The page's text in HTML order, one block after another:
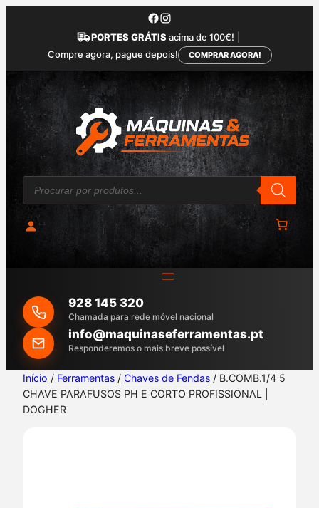
conteúdo
PORTES GRÁTIS acima de 100€!
Compre agora, pague depois!
COMPRAR AGORA!
P
o
u
r
c
h
928 145 320
Chamada para rede móvel nacional
info@maquinaseferramentas.pt
Responderemos o mais breve possível
Início / Ferramentas / Chaves de Fendas / B.COMB.1/4 5
CHAVE PARAFUSOS PH E CORTO PROFISSIONAL |
DOGHER